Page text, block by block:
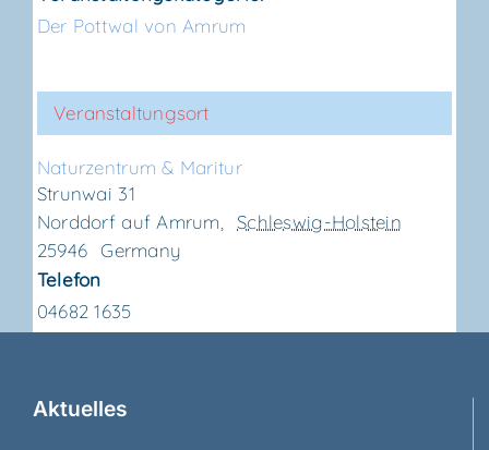
Der Pottwal von Amrum
Veranstaltungsort
Natur­zen­trum & Maritur
Strunwai 31
Norddorf auf Amrum
Schleswig-Holstein
25946 Germany
Telefon
04682 1635
Aktu­el­les